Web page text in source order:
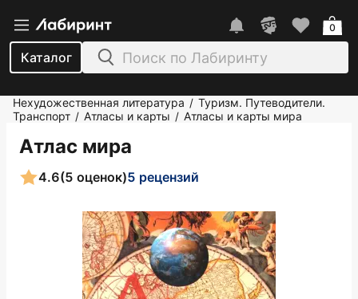
Каталог
0
Нехудожественная литература / Туризм. Путеводители.
Транспорт / Атласы и карты / Атласы и карты мира
Атлас мира
4.6(5 оценок)5 рецензий